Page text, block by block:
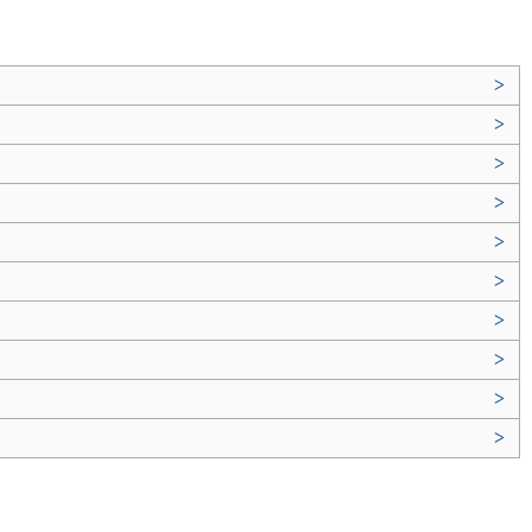
>
>
>
>
>
>
>
>
>
>